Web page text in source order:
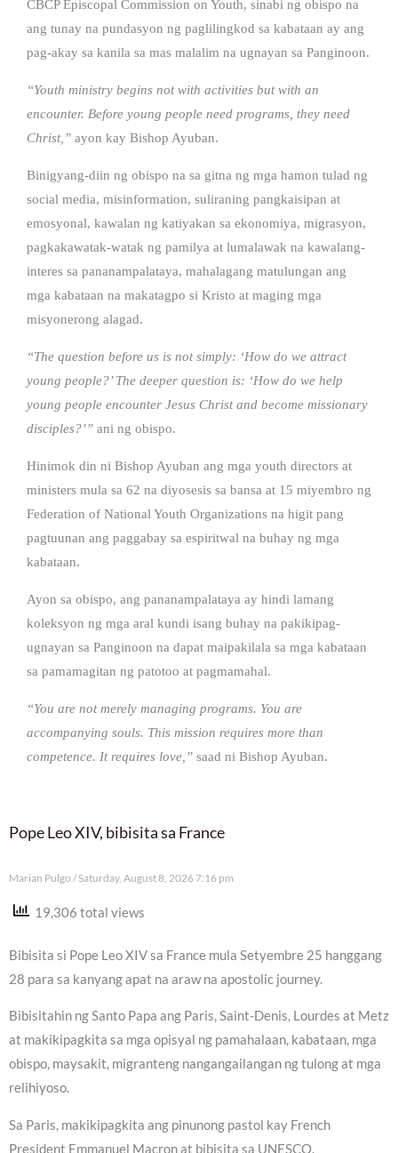
CBCP Episcopal Commission on Youth, sinabi ng obispo na
ang tunay na pundasyon ng paglilingkod sa kabataan ay ang
pag-akay sa kanila sa mas malalim na ugnayan sa Panginoon.
“Youth ministry begins not with activities but with an
encounter. Before young people need programs, they need
Christ,” ayon kay Bishop Ayuban.
Binigyang-diin ng obispo na sa gitna ng mga hamon tulad ng
social media, misinformation, suliraning pangkaisipan at
emosyonal, kawalan ng katiyakan sa ekonomiya, migrasyon,
pagkakawatak-watak ng pamilya at lumalawak na kawalang-
interes sa pananampalataya, mahalagang matulungan ang
mga kabataan na makatagpo si Kristo at maging mga
misyonerong alagad.
“The question before us is not simply: ‘How do we attract
young people?’ The deeper question is: ‘How do we help
young people encounter Jesus Christ and become missionary
disciples?’” ani ng obispo.
Hinimok din ni Bishop Ayuban ang mga youth directors at
ministers mula sa 62 na diyosesis sa bansa at 15 miyembro ng
Federation of National Youth Organizations na higit pang
pagtuunan ang paggabay sa espiritwal na buhay ng mga
kabataan.
Ayon sa obispo, ang pananampalataya ay hindi lamang
koleksyon ng mga aral kundi isang buhay na pakikipag-
ugnayan sa Panginoon na dapat maipakilala sa mga kabataan
sa pamamagitan ng patotoo at pagmamahal.
“You are not merely managing programs. You are
accompanying souls. This mission requires more than
competence. It requires love,” saad ni Bishop Ayuban.
Pope Leo XIV, bibisita sa France
Marian Pulgo Saturday, August 8, 2026 7:16 pm
19,306 total views
Bibisita si Pope Leo XIV sa France mula Setyembre 25 hanggang
28 para sa kanyang apat na araw na apostolic journey.
Bibisitahin ng Santo Papa ang Paris, Saint-Denis, Lourdes at Metz
at makikipagkita sa mga opisyal ng pamahalaan, kabataan, mga
obispo, maysakit, migranteng nangangailangan ng tulong at mga
relihiyoso.
Sa Paris, makikipagkita ang pinunong pastol kay French
President Emmanuel Macron at bibisita sa UNESCO.